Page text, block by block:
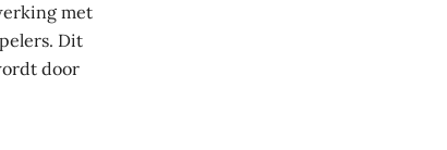
met
Dit
door